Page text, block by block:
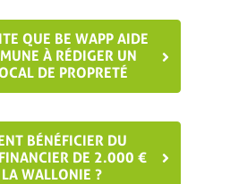
QUE BE WAPP AIDE
À RÉDIGER UN
DE PROPRETÉ
BÉNÉFICIER DU
DE 2.000 €
LA WALLONIE ?